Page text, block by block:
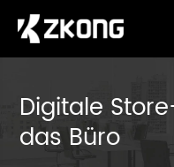
Digitale
das Büro